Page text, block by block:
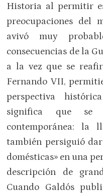
Historia al permitir
preocupaciones del
avivó muy
consecuencias de la
a la vez que se
Fernando VII,
perspectiva
significa que se
contemporánea: la
también persiguió
domésticas» en una
descripción de
Cuando Galdós